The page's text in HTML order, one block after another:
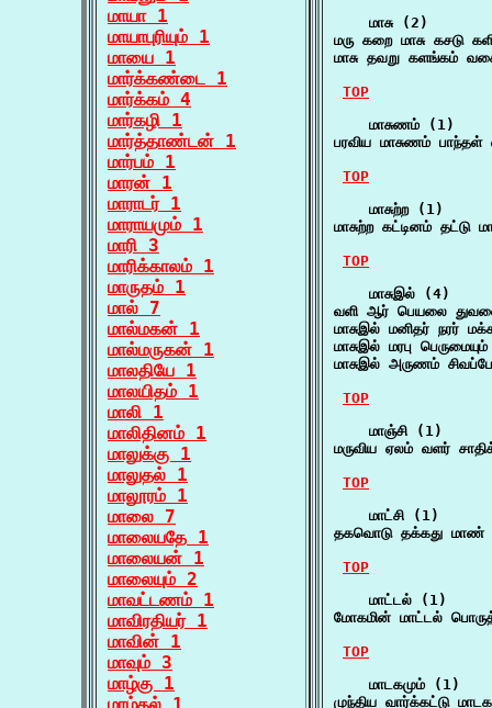
மாயா 1
மாயாபுரியும் 1
மாயை 1
மார்க்கண்டை 1
மார்க்கம் 4
மார்கழி 1
மார்த்தாண்டன் 1
மார்பம் 1
மாரன் 1
மாராடர் 1
மாராயமும் 1
மாரி 3
மாரிக்காலம் 1
மாருதம் 1
மால் 7
மால்மகன் 1
மால்மருகன் 1
மாலதியே 1
மாலயிதம் 1
மாலி 1
மாலிதினம் 1
மாலுக்கு 1
மாலுதல் 1
மாலூரம் 1
மாலை 7
மாலையதே 1
மாலையன் 1
மாலையும் 2
மாவட்டணம் 1
மாவிரதியர் 1
மாவின் 1
மாவும் 3
மாழ்கு 1
    மாசு (2)
மரு கறை மாசு கசடு
மாசு தவறு களங்கம்
TOP
    மாசுணம் (1)
பரவிய மாசுணம்
TOP
    மாசுற்ற (1)
மாசுற்ற கட்டினம்
TOP
    மாசுஇல் (4)
வளி ஆர் பெயலை
மாசுஇல் மனிதர் நரர்
மாசுஇல் மரபு
மாசுஇல் அருணம்
TOP
    மாஞ்சி (1)
மருவிய ஏலம் வளர்
TOP
    மாட்சி (1)
தகவொடு தக்கது மாண்
TOP
    மாட்டல் (1)
மோகமின் மாட்டல்
TOP
    மாடகமும் (1)
முந்திய வார்க்கட்டு